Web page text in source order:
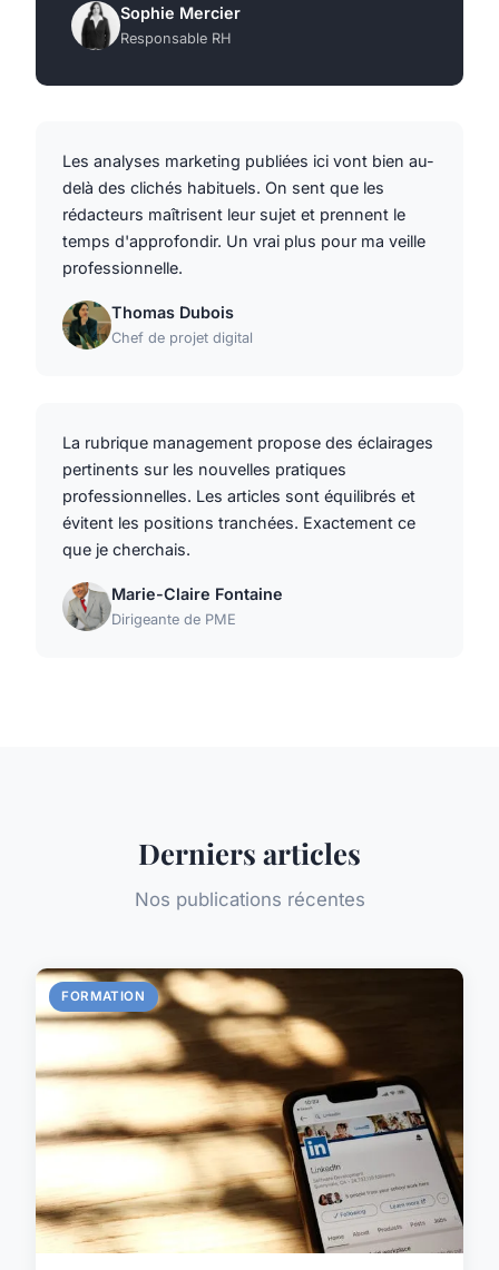
Sophie Mercier
Responsable RH
Les analyses marketing publiées ici vont bien au-
delà des clichés habituels. On sent que les
rédacteurs maîtrisent leur sujet et prennent le
temps d'approfondir. Un vrai plus pour ma veille
professionnelle.
Thomas Dubois
Chef de projet digital
La rubrique management propose des éclairages
pertinents sur les nouvelles pratiques
professionnelles. Les articles sont équilibrés et
évitent les positions tranchées. Exactement ce
que je cherchais.
Marie-Claire Fontaine
Dirigeante de PME
Derniers articles
Nos publications récentes
FORMATION